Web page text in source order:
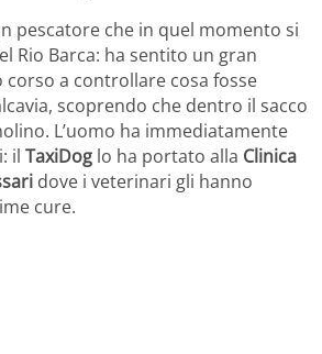
pescatore che in quel momento si
Rio Barca: ha sentito un gran
a controllare cosa fosse
scoprendo che dentro il sacco
L’uomo ha immediatamente
il TaxiDog lo ha portato alla Clinica
dove i veterinari gli hanno
cure.